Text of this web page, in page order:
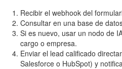
Recibir el webhook del
Consultar en una base de
Si es nuevo, usar un nodo de
cargo o empresa.
Enviar el lead calificado
Salesforce o HubSpot) y